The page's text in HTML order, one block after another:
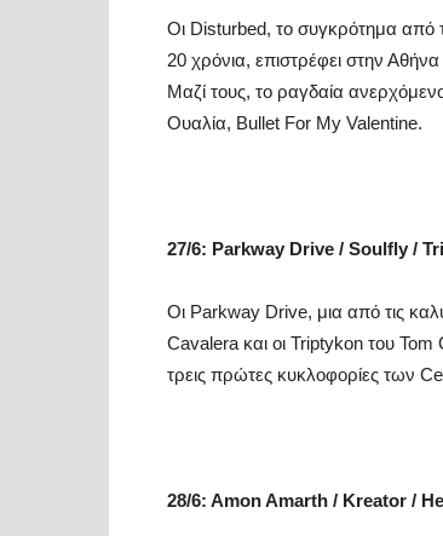
Οι Disturbed, το συγκρότημα από
20 χρόνια, επιστρέφει στην
Μαζί τους, το ραγδαία
Ουαλία, Bullet For My Valentine.
27/6: Parkway Drive / Soulfly /
Οι Parkway Drive, μια από τις
Cavalera και οι Triptykon του
τρεις πρώτες κυκλοφορίες των
28/6: Amon Amarth / Kreator /